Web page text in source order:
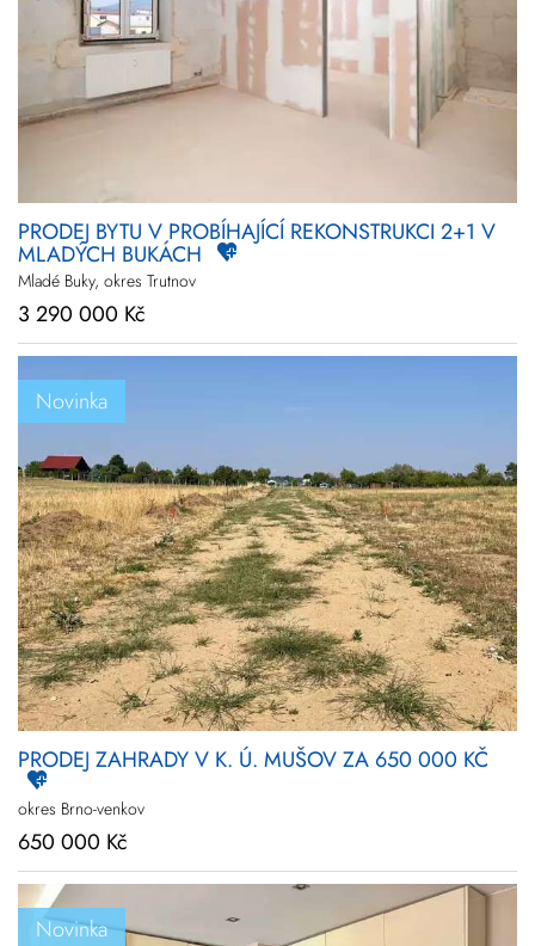
PRODEJ BYTU V PROBÍHAJÍCÍ REKONSTRUKCI 2+1 V
MLADÝCH BUKÁCH
Mladé Buky, okres Trutnov
3 290 000 Kč
Novinka
PRODEJ ZAHRADY V K. Ú. MUŠOV ZA 650 000 KČ
okres Brno-venkov
650 000 Kč
Novinka